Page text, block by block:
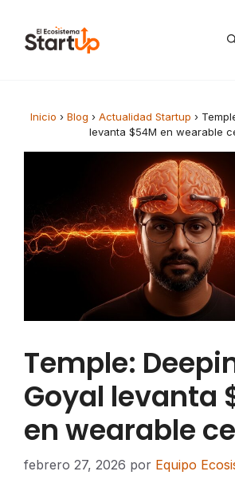
Inicio › Blog › Actualidad Startup ›
levanta $54M en wearable
Temple:
Goyal levanta
en wearable
febrero 27, 2026 por Equipo